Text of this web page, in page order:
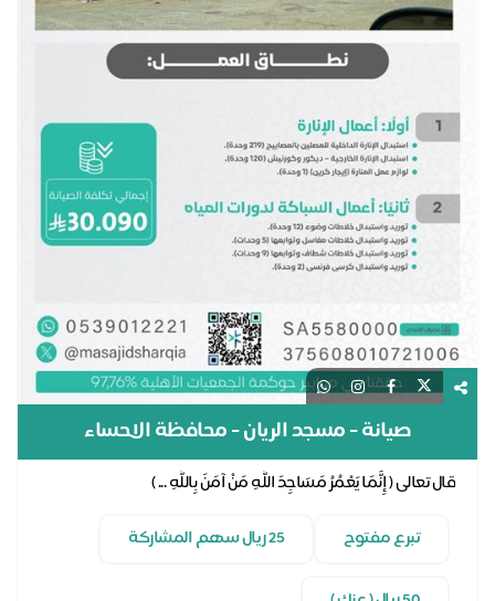
صيانة - مسجد الريان - محافظة الاحساء
قال تعالى ( إِنَّمَا يَعْمُرُ مَسَاجِدَ اللَّهِ مَنْ آمَنَ بِاللَّهِ ... )
تبرع مفتوح